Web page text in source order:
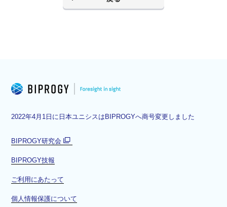
2022年4月1日に日本ユニシスはBIPROGYへ商号変更しました
BIPROGY研究会
ド
BIPROGY技報
ご利用にあたって
個人情報保護について